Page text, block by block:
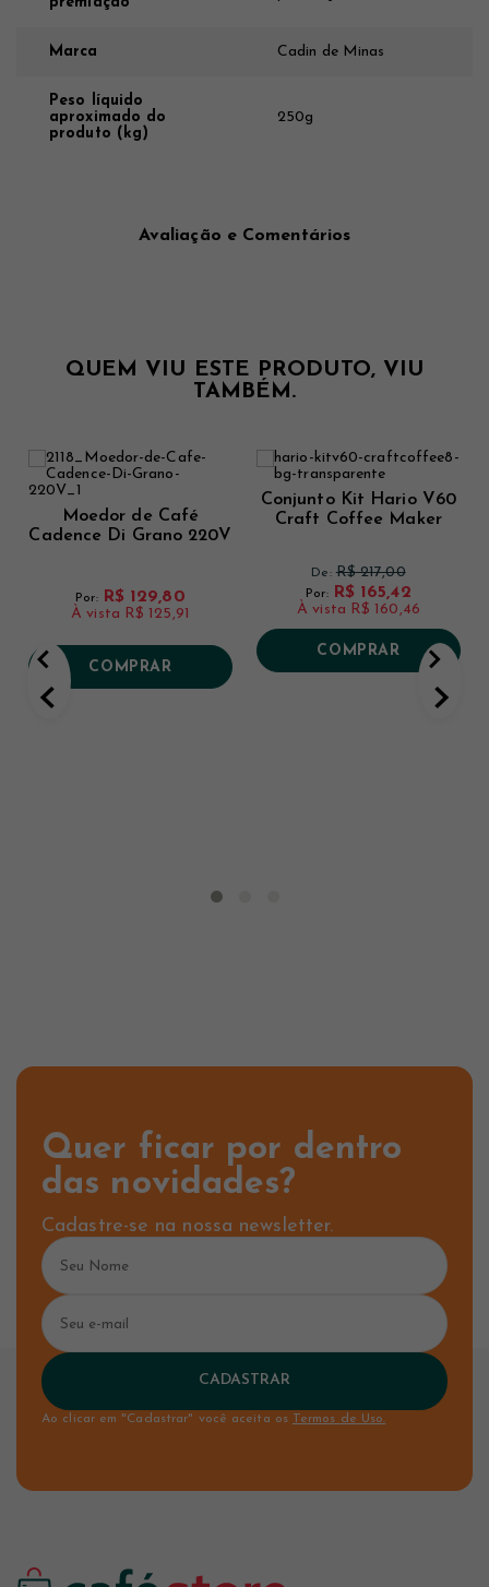
Marca Cadin de Minas
Peso líquido
aproximado do
produto (kg)
250g
Avaliação e Comentários
QUEM VIU ESTE PRODUTO, VIU
TAMBÉM.
Moedor de Café
Cadence Di Grano 220V
Por: R$ 129,80
À vista R$ 125,91
COMPRAR
Conjunto Kit Hario V60
Craft Coffee Maker
De: R$ 217,00
Por: R$ 165,42
À vista R$ 160,46
COMPRAR
Quer ficar por dentro
das novidades?
Cadastre-se na nossa newsletter.
CADASTRAR
Ao clicar em "Cadastrar" você aceita os Termos de Uso.